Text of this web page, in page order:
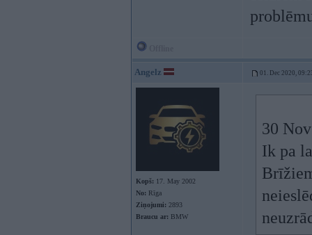
Angelz 01. Dec 2020,
Kopš: 17. May 2002
No: Rīga
Ziņojumi: 2893
Braucu ar: BMW
30
Ik pa